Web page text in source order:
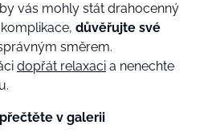
vás mohly stát drahocenný
důvěřujte své
směrem.
dopřát relaxaci a nenechte
v galerii